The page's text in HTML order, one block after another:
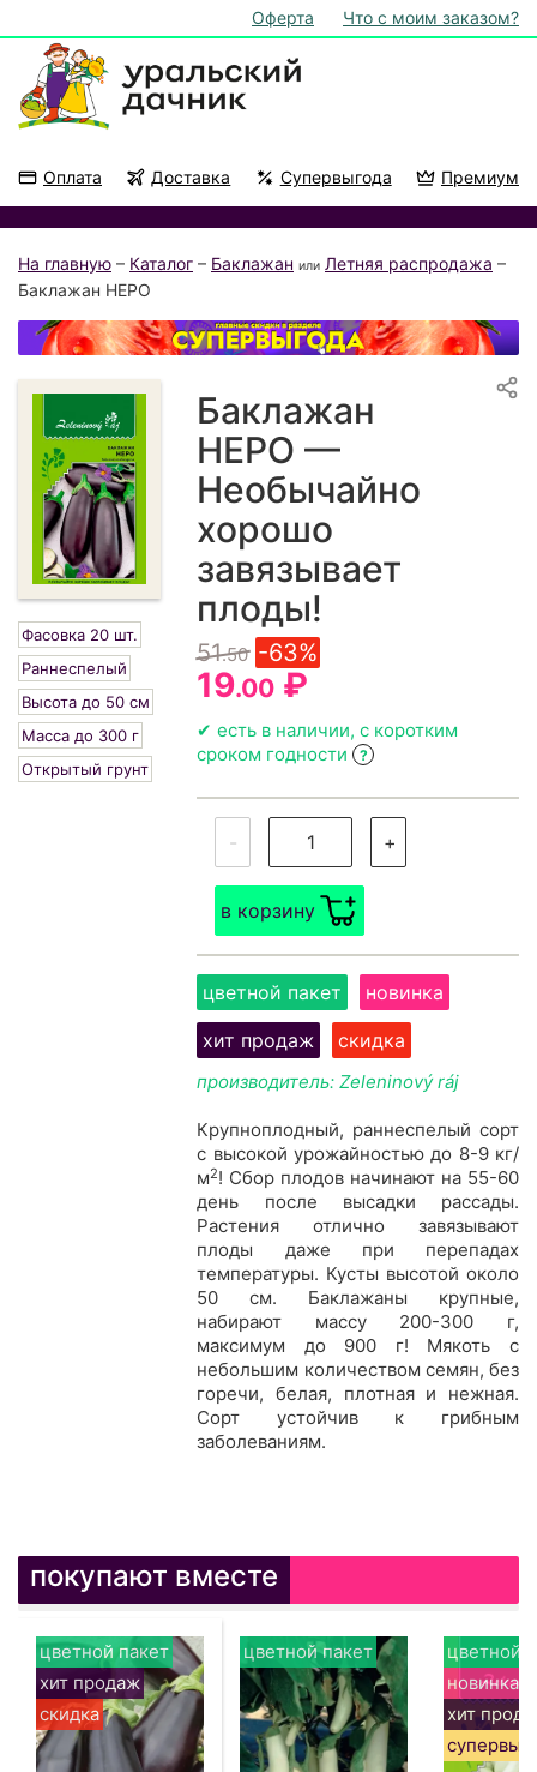
Оферта Что с моим заказом?
Оплата Доставка Супервыгода Премиум
На главную – Каталог – Баклажан или Летняя распродажа –
Баклажан НЕРО
Фасовка 20 шт.
Раннеспелый
Высота до 50 см
Масса до 300 г
Открытый грунт
Баклажан
НЕРО —
Необычайно
хорошо
завязывает
плоды!
51.50 -63%
19.00 ₽
✔ есть в наличии, с коротким
сроком годности ?
- +
в корзину
цветной пакет
новинка
хит продаж
скидка
производитель: Zeleninový ráj
Крупноплодный, раннеспелый сорт
с высокой урожайностью до 8-9 кг/
м2! Сбор плодов начинают на 55-60
день после высадки рассады.
Растения отлично завязывают
плоды даже при перепадах
температуры. Кусты высотой около
50 см. Баклажаны крупные,
набирают массу 200-300 г,
максимум до 900 г! Мякоть с
небольшим количеством семян, без
горечи, белая, плотная и нежная.
Сорт устойчив к грибным
заболеваниям.
покупают вместе
цветной пакет
хит продаж
скидка
цветной пакет
цветной
новинка
хит